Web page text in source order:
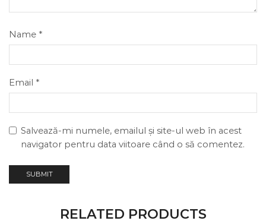
Name *
Email *
Salvează-mi numele, emailul și site-ul web în acest
navigator pentru data viitoare când o să comentez.
RELATED PRODUCTS